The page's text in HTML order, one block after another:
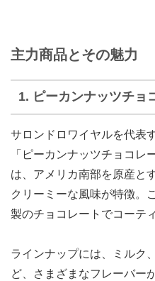
主力商品とその魅力
1. ピーカンナッツチョ
サロンドロワイヤルを代表
「ピーカンナッツチョコレ
は、アメリカ南部を原産と
クリーミーな風味が特徴。
製のチョコレートでコーテ
ラインナップには、ミルク
ど、さまざまなフレーバー